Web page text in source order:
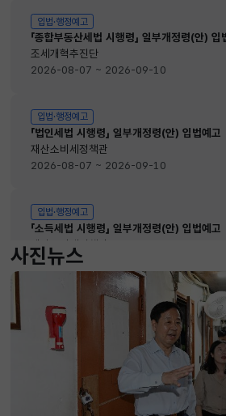
입법·행정예고
입법·행정예고
「종합부동산세법 시행령」 일부개정령(안) 입
조세개혁추진단
2026-08-07 ~ 2026-09-10
입법·행정예고
「법인세법 시행령」 일부개정령(안) 입법예고
재산소비세정책관
2026-08-07 ~ 2026-09-10
입법·행정예고
「소득세법 시행령」 일부개정령(안) 입법예고
재산소비세정책관
2026-08-07 ~ 2026-09-10
사진뉴스